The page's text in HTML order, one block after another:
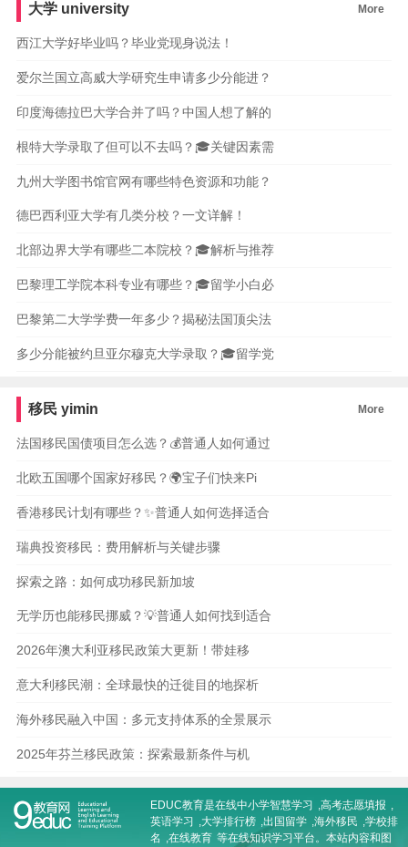
大学 university More
西江大学好毕业吗？毕业党现身说法！
爱尔兰国立高威大学研究生申请多少分能进？
印度海德拉巴大学合并了吗？中国人想了解的
根特大学录取了但可以不去吗？🎓关键因素需
九州大学图书馆官网有哪些特色资源和功能？
德巴西利亚大学有几类分校？一文详解！
北部边界大学有哪些二本院校？🎓解析与推荐
巴黎理工学院本科专业有哪些？🎓留学小白必
巴黎第二大学学费一年多少？揭秘法国顶尖法
多少分能被约旦亚尔穆克大学录取？🎓留学党
移民 yimin More
法国移民国债项目怎么选？💰普通人如何通过
北欧五国哪个国家好移民？🌍宝子们快来Pi
香港移民计划有哪些？✨普通人如何选择适合
瑞典投资移民：费用解析与关键步骤
探索之路：如何成功移民新加坡
无学历也能移民挪威？💡普通人如何找到适合
2026年澳大利亚移民政策大更新！带娃移
意大利移民潮：全球最快的迁徙目的地探析
海外移民融入中国：多元支持体系的全景展示
2025年芬兰移民政策：探索最新条件与机
EDUC教育是在线中小学智慧学习 ,高考志愿填报 ,
英语学习
,大学排行榜 ,出国留学 ,海外移民 ,学校排
名 ,在线教育 等在线知识学习平台。本站内容和图